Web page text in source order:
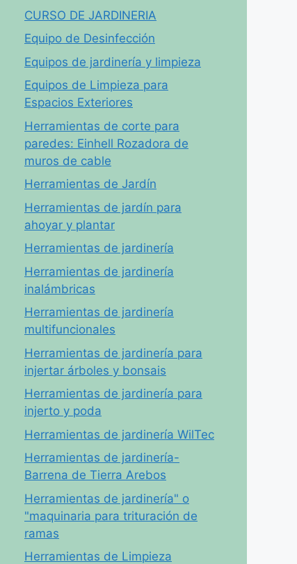
CURSO DE JARDINERIA
Equipo de Desinfección
Equipos de jardinería y limpieza
Equipos de Limpieza para
Espacios Exteriores
Herramientas de corte para
paredes: Einhell Rozadora de
muros de cable
Herramientas de Jardín
Herramientas de jardín para
ahoyar y plantar
Herramientas de jardinería
Herramientas de jardinería
inalámbricas
Herramientas de jardinería
multifuncionales
Herramientas de jardinería para
injertar árboles y bonsais
Herramientas de jardinería para
injerto y poda
Herramientas de jardinería WilTec
Herramientas de jardinería-
Barrena de Tierra Arebos
Herramientas de jardinería" o
"maquinaria para trituración de
ramas
Herramientas de Limpieza